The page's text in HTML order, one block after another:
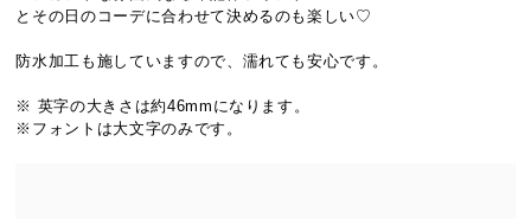
とその日のコーデに合わせて決めるのも楽しい♡
防水加工も施していますので、濡れても安心です。
※ 英字の大きさは約46mmになります。
※フォントは大文字のみです。